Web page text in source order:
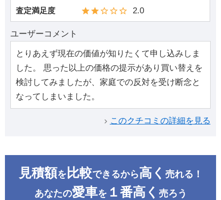
査定満足度 2.0
ユーザーコメント
とりあえず現在の価値が知りたくて申し込みしま
した。 思った以上の価格の提示があり買い替えを
検討してみましたが、家庭での反対を受け断念と
なってしまいました。
このクチコミの詳細を見る
見積額を 比較できるから高く 売れる！
あなたの愛車を １番高く 売ろう